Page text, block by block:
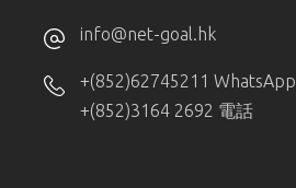
info@net-goal.hk
+(852)62745211 WhatsApp
+(852)3164 2692 電話